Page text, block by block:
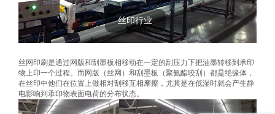
丝印行业
丝网印刷是通过网版和刮墨板相移动在一定的刮压力下把油墨转移到承印
物上印一个过程。而网版（丝网）和刮墨板（聚氨酯咬刮）都是绝缘体，
在丝印中他们在位置上做相对刮移互相摩擦，尤其是在低湿时就会产生静
电影响到承印物表面电荷的分布状态。